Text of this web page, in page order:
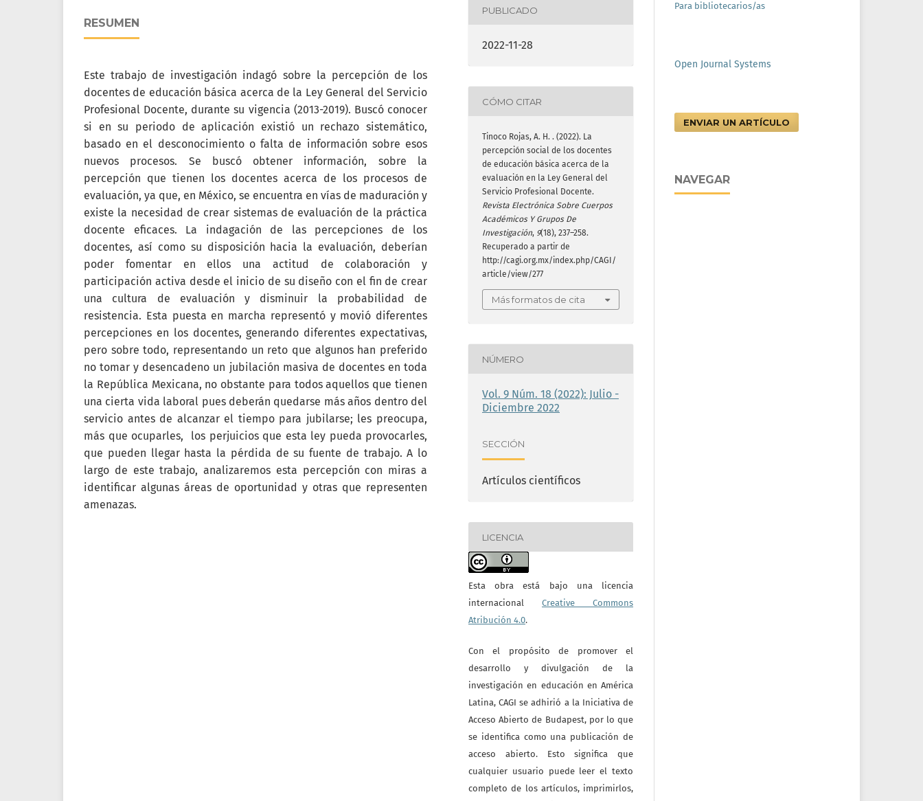
RESUMEN
Este trabajo de investigación indagó sobre la percepción de los
docentes de educación básica acerca de la Ley General del Servicio
Profesional Docente, durante su vigencia (2013-2019). Buscó conocer
si en su periodo de aplicación existió un rechazo sistemático,
basado en el desconocimiento o falta de información sobre esos
nuevos procesos. Se buscó obtener información, sobre la
percepción que tienen los docentes acerca de los procesos de
evaluación, ya que, en México, se encuentra en vías de maduración y
existe la necesidad de crear sistemas de evaluación de la práctica
docente eficaces. La indagación de las percepciones de los
docentes, así como su disposición hacia la evaluación, deberían
poder fomentar en ellos una actitud de colaboración y
participación activa desde el inicio de su diseño con el fin de crear
una cultura de evaluación y disminuir la probabilidad de
resistencia. Esta puesta en marcha representó y movió diferentes
percepciones en los docentes, generando diferentes expectativas,
pero sobre todo, representando un reto que algunos han preferido
no tomar y desencadeno un jubilación masiva de docentes en toda
la República Mexicana, no obstante para todos aquellos que tienen
una cierta vida laboral pues deberán quedarse más años dentro del
servicio antes de alcanzar el tiempo para jubilarse; les preocupa,
más que ocuparles, los perjuicios que esta ley pueda provocarles,
que pueden llegar hasta la pérdida de su fuente de trabajo. A lo
largo de este trabajo, analizaremos esta percepción con miras a
identificar algunas áreas de oportunidad y otras que representen
amenazas.
PUBLICADO
2022-11-28
CÓMO CITAR
Tinoco Rojas, A. H. . (2022). La
percepción social de los docentes
de educación básica acerca de la
evaluación en la Ley General del
Servicio Profesional Docente.
Revista Electrónica Sobre Cuerpos
Académicos Y Grupos De
Investigación, 9(18), 237–258.
Recuperado a partir de
http://cagi.org.mx/index.php/CAGI/
article/view/277
Más formatos de cita
NÚMERO
Vol. 9 Núm. 18 (2022): Julio -
Diciembre 2022
SECCIÓN
Artículos científicos
LICENCIA
Esta obra está bajo una licencia
internacional Creative Commons
Atribución 4.0.
Con el propósito de promover el
desarrollo y divulgación de la
investigación en educación en América
Latina, CAGI se adhirió a la Iniciativa de
Acceso Abierto de Budapest, por lo que
se identifica como una publicación de
acceso abierto. Esto significa que
cualquier usuario puede leer el texto
completo de los artículos, imprimirlos,
Para bibliotecarios/as
Open Journal Systems
ENVIAR UN ARTÍCULO
NAVEGAR